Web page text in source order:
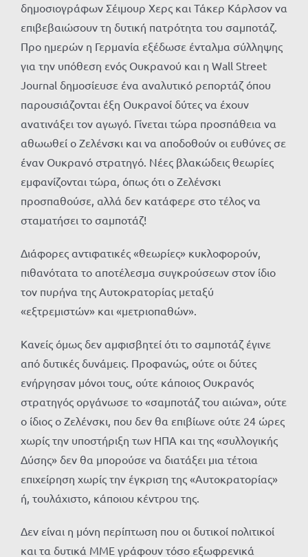
δημοσιογράφων Σέιμουρ Χερς και Τάκερ Κάρλσον να
επιβεβαιώσουν τη δυτική πατρότητα του σαμποτάζ.
Προ ημερών η Γερμανία εξέδωσε ένταλμα σύλληψης
για την υπόθεση ενός Ουκρανού και η Wall Street
Journal δημοσίευσε ένα αναλυτικό ρεπορτάζ όπου
παρουσιάζονται έξη Ουκρανοί δύτες να έχουν
ανατινάξει τον αγωγό. Γίνεται τώρα προσπάθεια να
αθωωθεί ο Ζελένσκι και να αποδοθούν οι ευθύνες σε
έναν Ουκρανό στρατηγό. Νέες βλακώδεις θεωρίες
εμφανίζονται τώρα, όπως ότι ο Ζελένσκι
προσπαθούσε, αλλά δεν κατάφερε στο τέλος να
σταματήσει το σαμποτάζ!
Διάφορες αντιφατικές «θεωρίες» κυκλοφορούν,
πιθανότατα το αποτέλεσμα συγκρούσεων στον ίδιο
τον πυρήνα της Αυτοκρατορίας μεταξύ
«εξτρεμιστών» και «μετριοπαθών».
Κανείς όμως δεν αμφισβητεί ότι το σαμποτάζ έγινε
από δυτικές δυνάμεις. Προφανώς, ούτε οι δύτες
ενήργησαν μόνοι τους, ούτε κάποιος Ουκρανός
στρατηγός οργάνωσε το «σαμποτάζ του αιώνα», ούτε
ο ίδιος ο Ζελένσκι, που δεν θα επιβίωνε ούτε 24 ώρες
χωρίς την υποστήριξη των ΗΠΑ και της «συλλογικής
Δύσης» δεν θα μπορούσε να διατάξει μια τέτοια
επιχείρηση χωρίς την έγκριση της «Αυτοκρατορίας»
ή, τουλάχιστο, κάποιου κέντρου της.
Δεν είναι η μόνη περίπτωση που οι δυτικοί πολιτικοί
και τα δυτικά ΜΜΕ γράφουν τόσο εξωφρενικά